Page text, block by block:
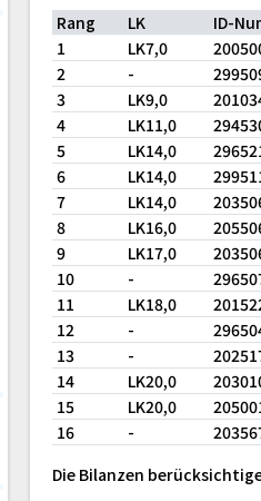
Rang LK
ID-
1
LK7,0
2
-
3
LK9,0
4
LK11,0
5
LK14,0
6
LK14,0
7
LK14,0
8
LK16,0
9
LK17,0
10
-
11
LK18,0
12
-
13
-
14
LK20,0
15
LK20,0
16
-
Die Bilanzen